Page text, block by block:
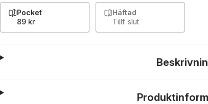
Pocket
89 kr
Häftad
Tillf. slut